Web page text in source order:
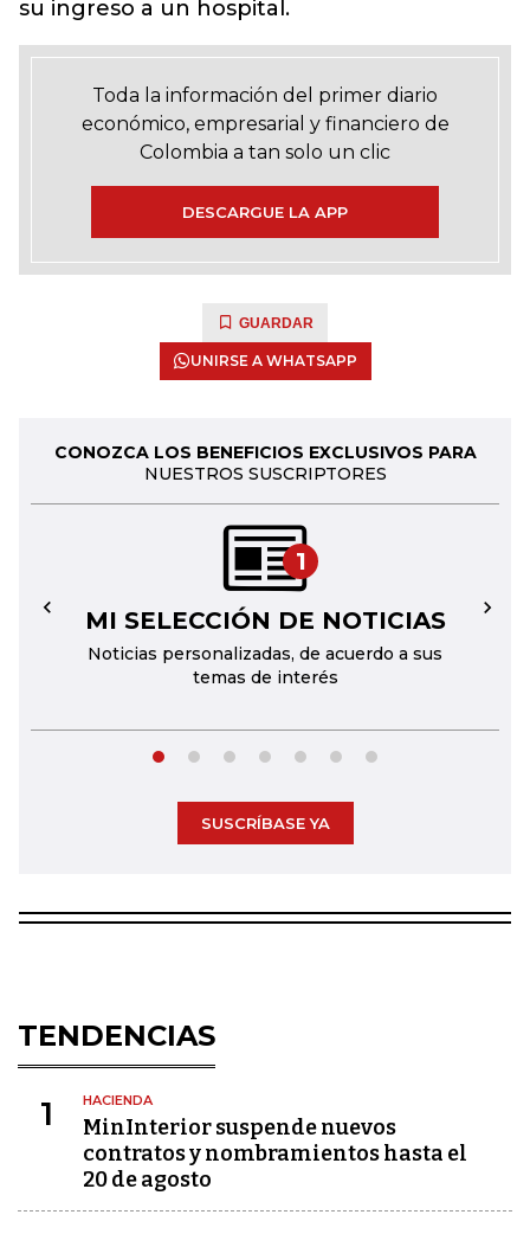
su ingreso a un hospital.
Toda la información del primer diario
económico, empresarial y financiero de
Colombia a tan solo un clic
DESCARGUE LA APP
GUARDAR
UNIRSE A WHATSAPP
CONOZCA LOS BENEFICIOS EXCLUSIVOS PARA
NUESTROS SUSCRIPTORES
1
MI SELECCIÓN DE NOTICIAS
Noticias personalizadas, de acuerdo a sus
temas de interés
← →
SUSCRÍBASE YA
TENDENCIAS
1 HACIENDA
MinInterior suspende nuevos
contratos y nombramientos hasta el
20 de agosto